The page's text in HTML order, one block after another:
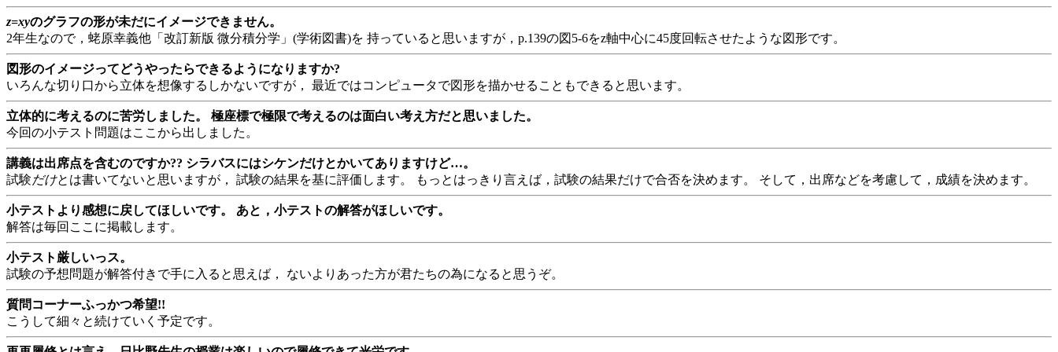
z=xyのグラフの形が未だにイメージできません。
2年生なので，蛯原幸義他「改訂新版 微分積分学」(学術図書)を 持っていると思いますが，p.139の図5-6をz軸中心に45度回転させたような図形です。
図形のイメージってどうやったらできるようになりますか?
いろんな切り口から立体を想像するしかないですが， 最近ではコンピュータで図形を描かせることもできると思います。
立体的に考えるのに苦労しました。 極座標で極限で考えるのは面白い考え方だと思いました。
今回の小テスト問題はここから出しました。
講義は出席点を含むのですか?? シラバスにはシケンだけとかいてありますけど…。
試験 だけとは書いてないと思いますが， 試験の結果を基に評価します。 もっとはっきり言えば，試験の結果だけで合否を決めます。 そして，出席などを考慮して，成績を決めます。
小テストより感想に戻してほしいです。 あと，小テストの解答がほしいです。
解答は毎回ここに掲載します。
小テスト厳しいっス。
試験の予想問題が解答付きで手に入ると思えば， ないよりあった方が君たちの為になると思うぞ。
質問コーナーふっかつ希望!!
こうして細々と続けていく予定です。